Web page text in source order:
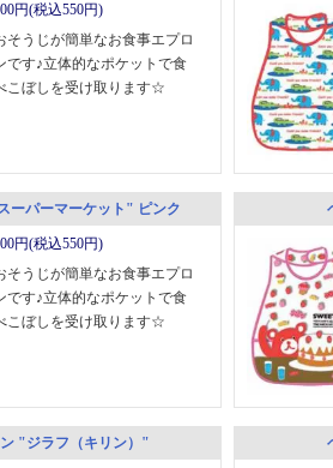
円(税込550円)
そうじが簡単なお食事エプロ
です♪立体的なポケットで食
こぼしを受け取ります☆
ーパーマーケット" ピンク
円(税込550円)
そうじが簡単なお食事エプロ
です♪立体的なポケットで食
こぼしを受け取ります☆
"ジラフ（キリン）"